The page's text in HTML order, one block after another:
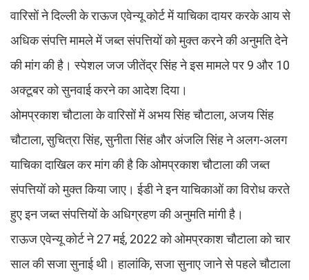
वारिसों ने दिल्ली के राऊज एवेन्यू कोर्ट में याचिका दायर करके आय से
अधिक संपत्ति मामले में जब्त संपत्तियों को मुक्त करने की अनुमति देने
की मांग की है। स्पेशल जज जीतेंद्र सिंह ने इस मामले पर 9 और 10
अक्टूबर को सुनवाई करने का आदेश दिया।
ओमप्रकाश चौटाला के वारिसों में अभय सिंह चौटाला, अजय सिंह
चौटाला, सुचित्रा सिंह, सुनीता सिंह और अंजलि सिंह ने अलग-अलग
याचिका दाखिल कर मांग की है कि ओमप्रकाश चौटाला की जब्त
संपत्तियों को मुक्त किया जाए। ईडी ने इन याचिकाओं का विरोध करते
हुए इन जब्त संपत्तियों के अधिग्रहण की अनुमति मांगी है।
राऊज एवेन्यू कोर्ट ने 27 मई, 2022 को ओमप्रकाश चौटाला को चार
साल की सजा सुनाई थी। हालांकि, सजा सुनाए जाने से पहले चौटाला